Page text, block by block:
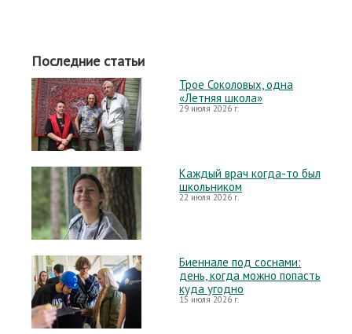
Последние статьи
Трое Соколовых, одна
«Летняя школа»
29 июля 2026 г.
Каждый врач когда-то был
школьником
22 июля 2026 г.
Биеннале под соснами:
день, когда можно попасть
куда угодно
15 июля 2026 г.